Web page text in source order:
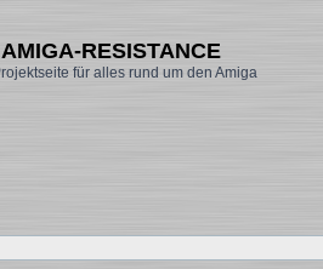
AMIGA-RESISTANCE
für alles rund um den Amiga